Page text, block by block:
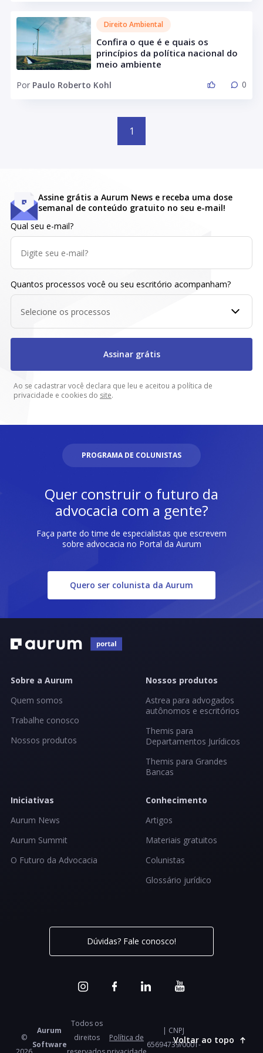
Direito Ambiental
Confira o que é e quais os
princípios da política nacional do
meio ambiente
Por Paulo Roberto Kohl 0
1
Assine grátis a Aurum News e receba uma dose
semanal de conteúdo gratuito no seu e-mail!
Qual seu e-mail?
Quantos processos você ou seu escritório acompanham?
Selecione os processos
Assinar grátis
Ao se cadastrar você declara que leu e aceitou a política de
privacidade e cookies do site.
PROGRAMA DE COLUNISTAS
Quer construir o futuro da
advocacia com a gente?
Faça parte do time de especialistas que escrevem
sobre advocacia no Portal da Aurum
Quero ser colunista da Aurum
Sobre a Aurum
Quem somos
Trabalhe conosco
Nossos produtos
Nossos produtos
Astrea para advogados
autônomos e escritórios
Themis para
Departamentos Jurídicos
Themis para Grandes
Bancas
Iniciativas
Aurum News
Aurum Summit
O Futuro da Advocacia
Conhecimento
Artigos
Materiais gratuitos
Colunistas
Glossário jurídico
Dúvidas? Fale conosco!
©
Aurum
Software
Todos os
direitos
Política de
| CNPJ
65694739/0001-Voltar ao topo